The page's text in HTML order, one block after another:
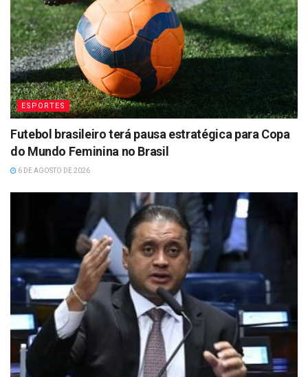
ESPORTES
Futebol brasileiro terá pausa estratégica para Copa
do Mundo Feminina no Brasil
6 DE AGOSTO DE 2026